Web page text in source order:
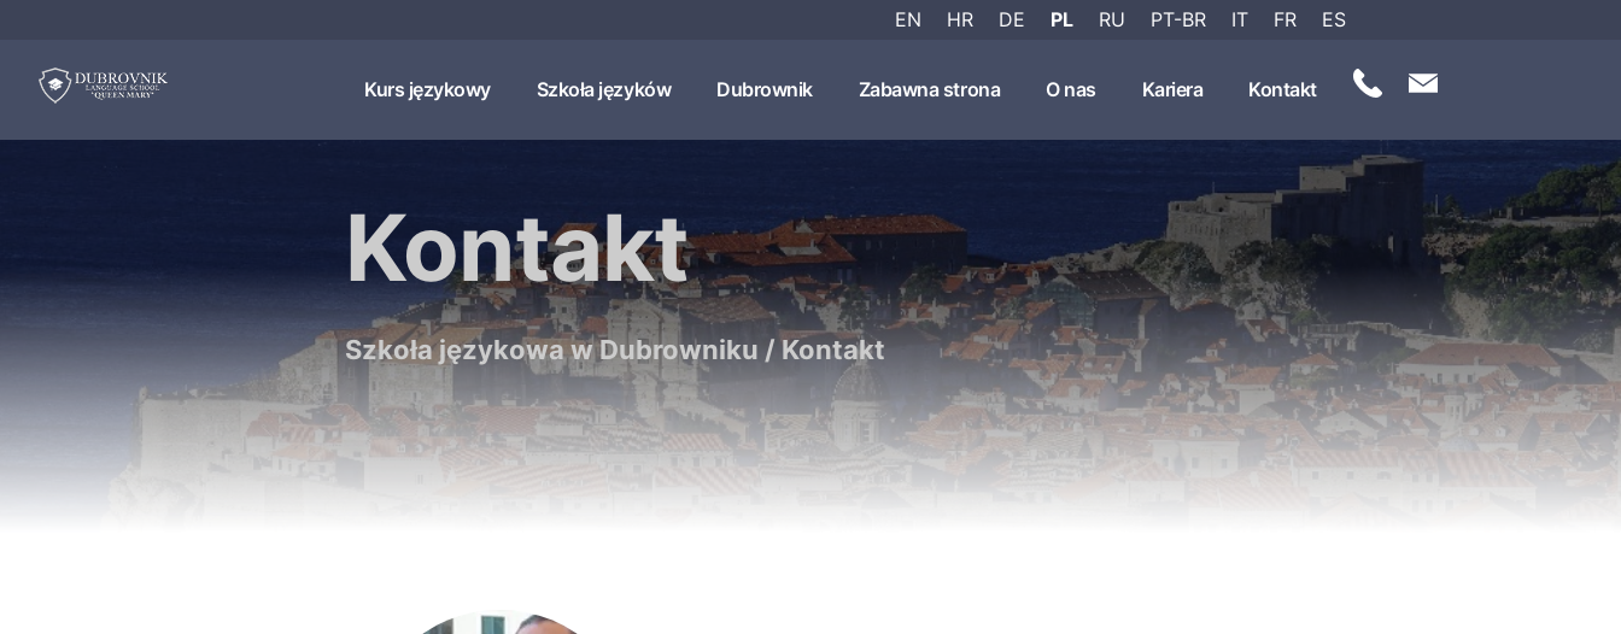
EN HR DE PL RU PT-BR IT FR ES
Kurs językowy Szkoła języków Dubrownik Zabawna strona O nas Kariera Kontakt
Kontakt
Szkoła językowa w Dubrowniku / Kontakt